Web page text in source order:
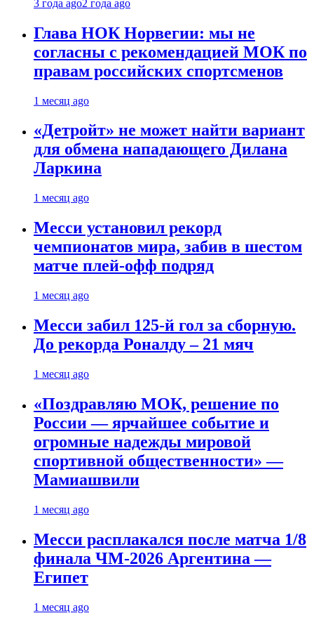
3 года ago2 года ago
Глава НОК Норвегии: мы не
согласны с рекомендацией МОК по
правам российских спортсменов
1 месяц ago
«Детройт» не может найти вариант
для обмена нападающего Дилана
Ларкина
1 месяц ago
Месси установил рекорд
чемпионатов мира, забив в шестом
матче плей‑офф подряд
1 месяц ago
Месси забил 125-й гол за сборную.
До рекорда Роналду – 21 мяч
1 месяц ago
«Поздравляю МОК, решение по
России — ярчайшее событие и
огромные надежды мировой
спортивной общественности» —
Мамиашвили
1 месяц ago
Месси расплакался после матча 1/8
финала ЧМ-2026 Аргентина —
Египет
1 месяц ago